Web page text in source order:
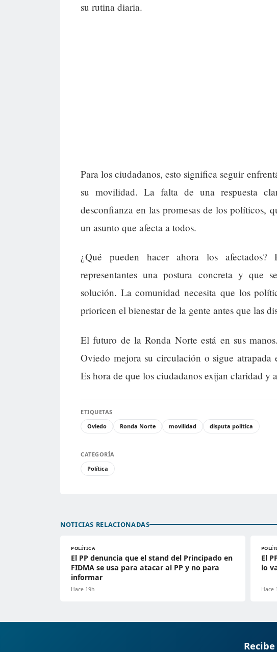
su rutina diaria.
Para los ciudadanos, esto significa seguir
su movilidad. La falta de una respuesta
desconfianza en las promesas de los políticos,
un asunto que afecta a todos.
¿Qué pueden hacer ahora los
representantes una postura concreta y que
solución. La comunidad necesita que los
prioricen el bienestar de la gente antes que las
El futuro de la Ronda Norte está en sus
Oviedo mejora su circulación o sigue atrapada
Es hora de que los ciudadanos exijan claridad y
ETIQUETAS
Oviedo
Ronda Norte movilidad disputa política
CATEGORÍA
Política
NOTICIAS RELACIONADAS
POLÍTICA
El PP denuncia que el stand del Principado en
FIDMA se usa para atacar al PP y no para
informar
Hace 19h
El
lo
Hace